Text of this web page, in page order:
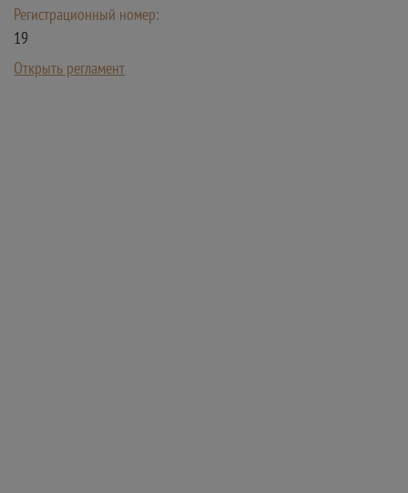
Регистрационный номер:
19
Открыть регламент